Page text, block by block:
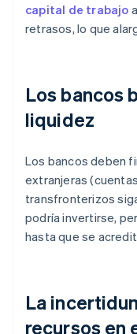
capital de trabajo
retrasos, lo que
Los bancos
liquidez
Los bancos deben
extranjeras
transfronterizos
podría invertirse,
hasta que se
La
recursos en